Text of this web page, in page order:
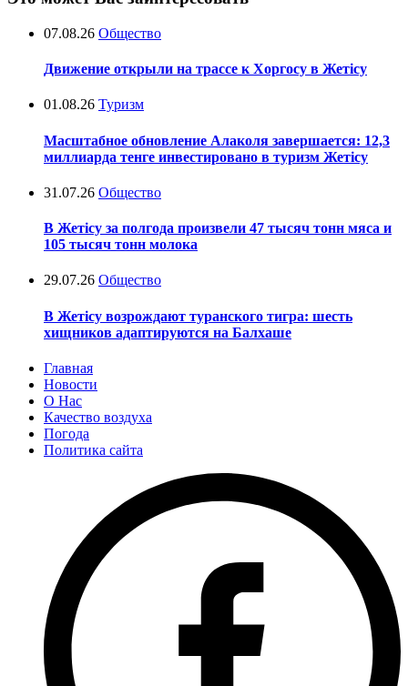
07.08.26 Общество
Движение открыли на трассе к Хоргосу в Жетісу
01.08.26 Туризм
Масштабное обновление Алаколя завершается: 12,3
миллиарда тенге инвестировано в туризм Жетісу
31.07.26 Общество
В Жетісу за полгода произвели 47 тысяч тонн мяса и
105 тысяч тонн молока
29.07.26 Общество
В Жетісу возрождают туранского тигра: шесть
хищников адаптируются на Балхаше
Главная
Новости
О Нас
Качество воздуха
Погода
Политика сайта